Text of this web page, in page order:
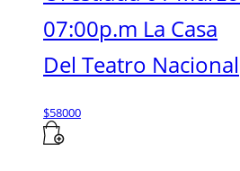
07:00p.m La Casa
Del Teatro Nacional
$58000